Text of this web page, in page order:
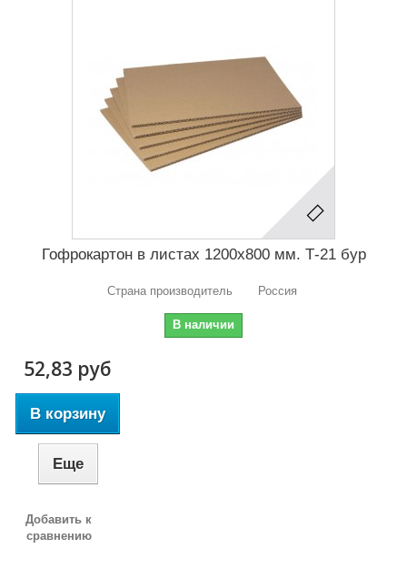
Гофрокартон в листах 1200х800 мм. Т-21 бур
Страна производитель Россия
В наличии
52,83 руб
В корзину
Еще
Добавить к
сравнению